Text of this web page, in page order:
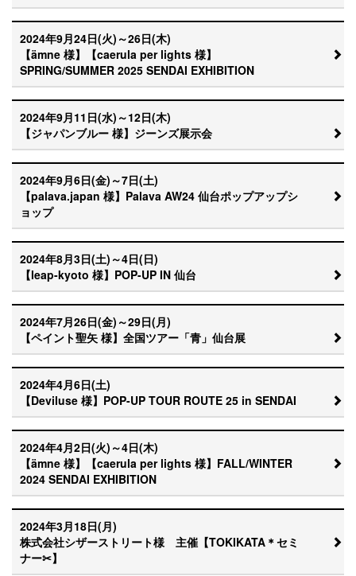
2024年9月24日(火)～26日(木)
【ämne 様】【caerula per lights 様】
SPRING/SUMMER 2025 SENDAI EXHIBITION
2024年9月11日(水)～12日(木)
【ジャパンブルー 様】ジーンズ展示会
2024年9月6日(金)～7日(土)
【palava.japan 様】Palava AW24 仙台ポップアップシ
ョップ
2024年8月3日(土)～4日(日)
【leap-kyoto 様】POP-UP IN 仙台
2024年7月26日(金)～29日(月)
【ペイント聖矢 様】全国ツアー「青」仙台展
2024年4月6日(土)
【Deviluse 様】POP-UP TOUR ROUTE 25 in SENDAI
2024年4月2日(火)～4日(木)
【ämne 様】【caerula per lights 様】FALL/WINTER
2024 SENDAI EXHIBITION
2024年3月18日(月)
株式会社シザーストリート様 主催【TOKIKATA＊セミ
ナー✂】